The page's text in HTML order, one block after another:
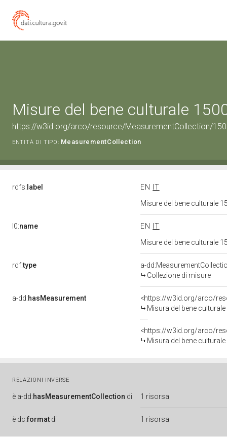
Misure del bene culturale
https://w3id.org/arco/resource/MeasurementCollection/
ENTITÀ DI TIPO: MeasurementCollection
rdfs: label EN
IT
Misure del bene culturale
l0:name EN
IT
Misure del bene culturale
rdf:type
a-
Collezione di misure
a-dd:hasMeasurement
<https://w3id.org/arco/
Misura del bene
<https://w3id.org/arco/
Misura del bene
RELAZIONI INVERSE
è a-dd:hasMeasurementCollection di 1 risorsa
è dc:format di 1 risorsa